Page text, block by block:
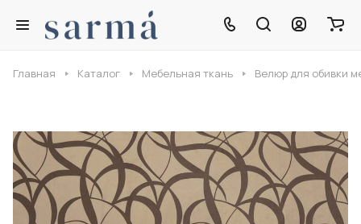
Главная Каталог Мебельная ткань Велюр для обивки